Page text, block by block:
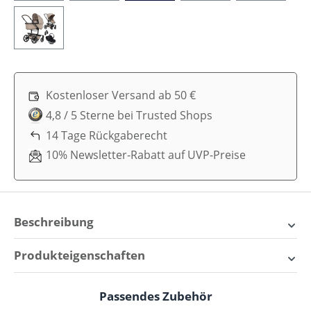
Kostenloser Versand ab 50 €
4,8 / 5 Sterne bei Trusted Shops
14 Tage Rückgaberecht
10% Newsletter-Rabatt auf UVP-Preise
Beschreibung
Joolz Day5 Kinderwagen Set 3
in 1 inkl. Maxi Cosi Pebble 360
Pro2 i-Size Babyschale:
Produkteigenschaften
Produktgalerie überspringen
Passendes Zubehör